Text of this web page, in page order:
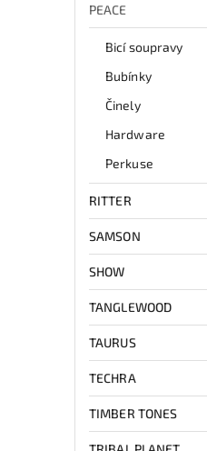
PEACE
Bicí soupravy
Bubínky
Činely
Hardware
Perkuse
RITTER
SAMSON
SHOW
TANGLEWOOD
TAURUS
TECHRA
TIMBER TONES